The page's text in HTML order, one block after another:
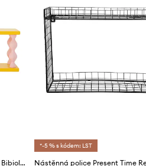
Nástěnná police Bloomingville Bibiola 60 x 21,5 x 17 cm
*-5 % s kódem: LST
Nástěnná police Present Time